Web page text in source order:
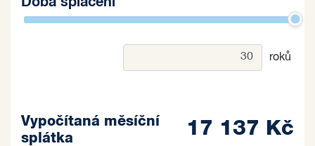
roků
Vypočítaná měsíční
splátka
17 137 Kč